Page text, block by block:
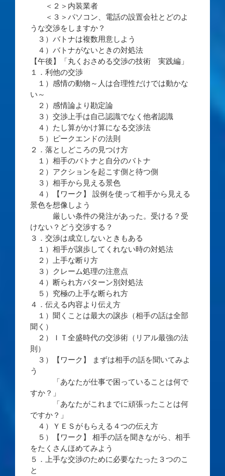
＜２＞内装業者
＜３＞パソコン、電話の設置会社とどのよ
うな交渉をしますか？
３）バトナは複数用意しよう
４）バトナがないときの対処法
【午後】「丸くおさめる交渉の技術 実践編」
１．利他の交渉
１）感情の動物～人は合理性だけでは動かな
い～
２）感情論より勘定論
３）交渉上手は自己認識でなく他者認識
４）たし算がかけ算になる交渉法
５）ピークエンドの法則
２．落としどころの見つけ方
１）相手のバトナと自分のバトナ
２）アクションを起こす側と待つ側
３）相手から見える景色
４）【ワーク】 設例を使って相手から見える
景色を想像しよう
厳しい条件の発注があった。受ける？受
けない？どう交渉する？
３．交渉は成立しないときもある
１）相手が譲歩してくれない時の対処法
２）上手な断り方
３）クレーム処理の注意点
４）断られ方パターン別対処法
５）究極の上手な断られ方
４．伝える内容より伝え方
１）聞くことは最大の譲歩（相手の話は全部
聞く）
２）ＩＴ全盛時代の交渉術（リアル最強の法
則）
３）【ワーク】 まずは相手の話を聞いてみよ
う
「あなたが仕事で困っていることは何で
すか？」
「あなたがこれまでに頑張ったことは何
ですか？」
４）ＹＥＳがもらえる４つの伝え方
５）【ワーク】 相手の話を聞きながら、相手
をたくさんほめてみよう
５．上手な交渉のために必要なたった３つのこ
と